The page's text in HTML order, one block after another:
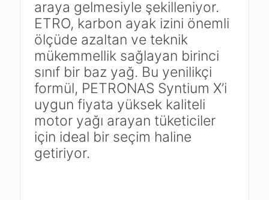
araya gelmesiyle şekilleniyor.
ETRO, karbon ayak izini önemli
ölçüde azaltan ve teknik
mükemmellik sağlayan birinci
sınıf bir baz yağ. Bu yenilikçi
formül, PETRONAS Syntium X’i
uygun fiyata yüksek kaliteli
motor yağı arayan tüketiciler
için ideal bir seçim haline
getiriyor.